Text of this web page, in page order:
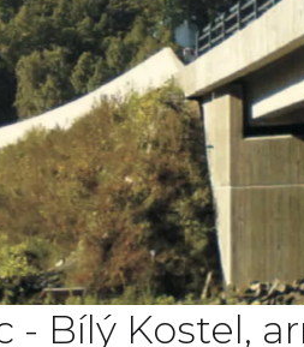
- Bílý Kostel,